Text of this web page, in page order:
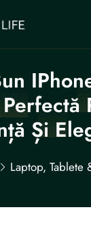
Și
Laptop, Tablete